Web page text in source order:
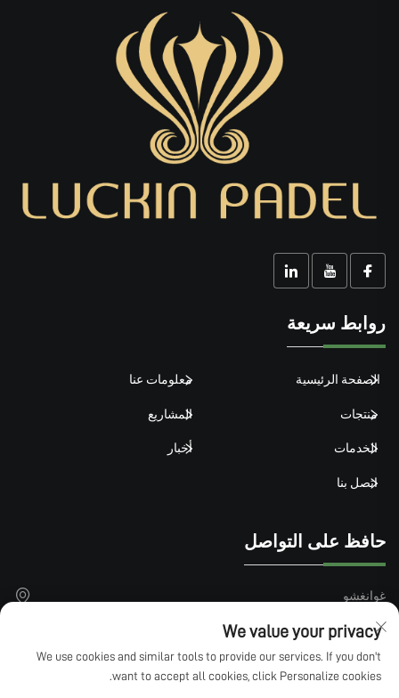
روابط سريعة
الصفحة الرئيسية معلومات عنا
منتجات المشاريع
الخدمات أخبار
اتصل بنا
حافظ على التواصل
غوانغشو
+86-15913101899
We value your privacy
We use cookies and similar tools to provide our services. If you don't
want to accept all cookies, click Personalize cookies.